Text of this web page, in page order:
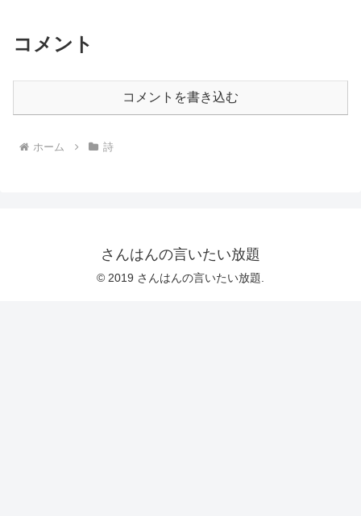
コメント
コメントを書き込む
ホーム 詩
さんはんの言いたい放題
© 2019 さんはんの言いたい放題.